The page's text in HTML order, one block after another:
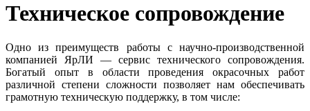
Техническое сопровождение
Одно из преимуществ работы с научно-производственной
компанией ЯрЛИ — сервис технического сопровождения.
Богатый опыт в области проведения окрасочных работ
различной степени сложности позволяет нам обеспечивать
грамотную техническую поддержку, в том числе: